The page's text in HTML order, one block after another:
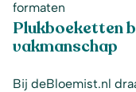
formaten
Plukboeketten
vakmanschap
Bij deBloemist.nl